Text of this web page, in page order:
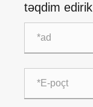
təqdim